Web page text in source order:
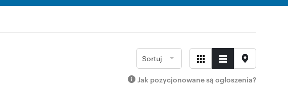
Sortuj
Jak pozycjonowane są ogłoszenia?